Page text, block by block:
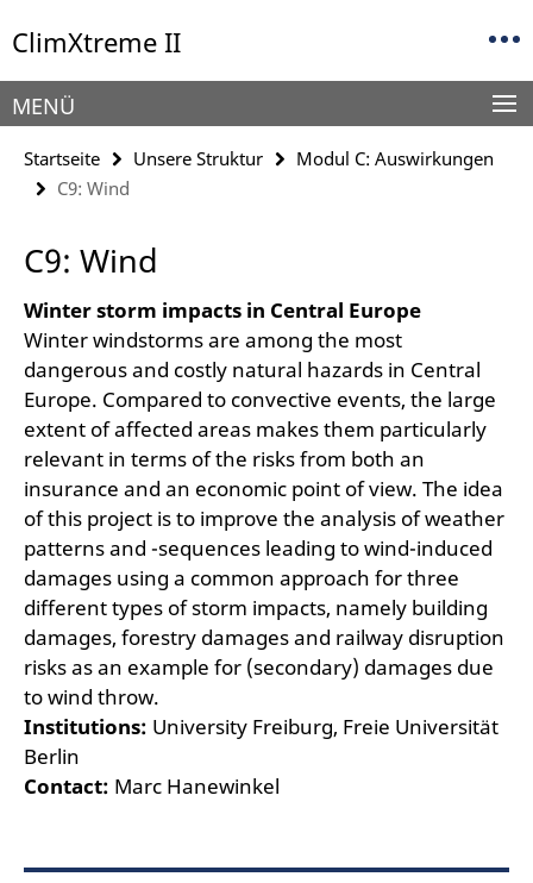
direkt
Inhalt
ClimXtreme II
Service-
Navigation
MENÜ
Startseite Unsere Struktur
Modul C: Auswirkungen
C9: Wind
C9: Wind
Winter storm impacts in Central Europe
Winter windstorms are among the most
dangerous and costly natural hazards in Central
Europe. Compared to convective events, the large
extent of affected areas makes them particularly
relevant in terms of the risks from both an
insurance and an economic point of view. The idea
of this project is to improve the analysis of weather
patterns and -sequences leading to wind-induced
damages using a common approach for three
different types of storm impacts, namely building
damages, forestry damages and railway disruption
risks as an example for (secondary) damages due
to wind throw.
Institutions: University Freiburg, Freie Universität
Berlin
Contact: Marc Hanewinkel